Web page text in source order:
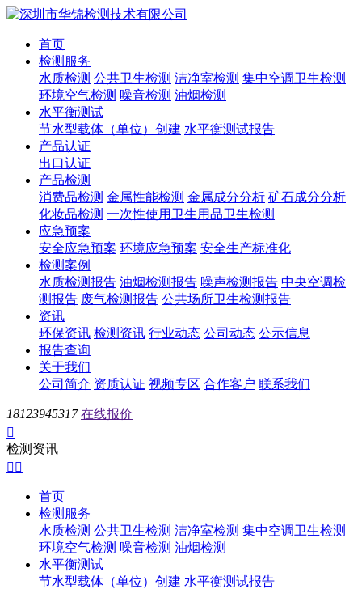
首页
检测服务
水质检测 公共卫生检测 洁净室检测 集中空调卫生检测
环境空气检测 噪音检测 油烟检测
水平衡测试
节水型载体（单位）创建 水平衡测试报告
产品认证
出口认证
产品检测
消费品检测 金属性能检测 金属成分分析 矿石成分分析
化妆品检测 一次性使用卫生用品卫生检测
应急预案
安全应急预案 环境应急预案 安全生产标准化
检测案例
水质检测报告 油烟检测报告 噪声检测报告 中央空调检
测报告 废气检测报告 公共场所卫生检测报告
资讯
环保资讯 检测资讯 行业动态 公司动态 公示信息
报告查询
关于我们
公司简介 资质认证 视频专区 合作客户 联系我们
18123945317 在线报价

检测资讯
 
首页
检测服务
水质检测 公共卫生检测 洁净室检测 集中空调卫生检测
环境空气检测 噪音检测 油烟检测
水平衡测试
节水型载体（单位）创建 水平衡测试报告